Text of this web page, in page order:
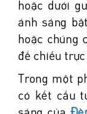
hoặc dưới
ánh sáng
hoặc chúng
để chiếu
Trong một
có kết cấu